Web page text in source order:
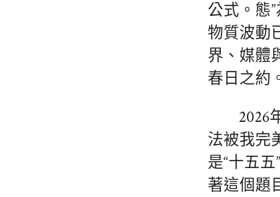
公式。態
物質波動
界、媒體
春日之約
2026
法被我完
是“十五
著這個題